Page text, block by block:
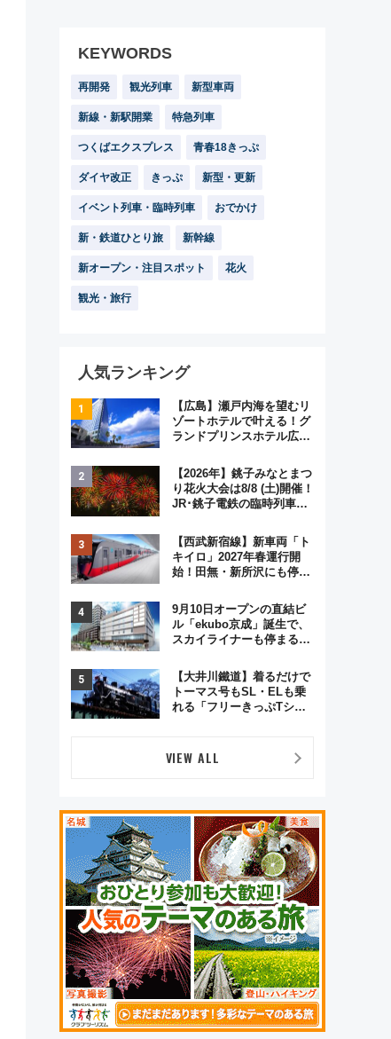
KEYWORDS
再開発 観光列車 新型車両
新線・新駅開業 特急列車
つくばエクスプレス 青春18きっぷ
ダイヤ改正 きっぷ 新型・更新
イベント列車・臨時列車 おでかけ
新・鉄道ひとり旅 新幹線
新オープン・注目スポット 花火
観光・旅行
人気ランキング
【広島】瀬戸内海を望むリ
ゾートホテルで叶える！グ
ランドプリンスホテル広島
ジュアルパーティープラン
【2026年】銚子みなとまつ
り花火大会は8/8 (土)開催！
JR･銚子電鉄の臨時列車や
く8,000発の大迫力＆屋台
を満喫
【西武新宿線】新車両「ト
キイロ」2027年春運行開
始！田無・新所沢にも停
弾」も
9月10日オープンの直結ビ
ル「ekubo京成」誕生で、
スカイライナーも停まる巨
変わる？ 全テナント情報も
公開！
【大井川鐵道】着るだけで
トーマス号もSL・ELも乗
れる「フリーきっぷTシャ
VIEW ALL